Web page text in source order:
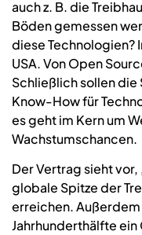
auch z. B. die
Böden gemessen
diese Technologien?
USA. Von Open
Schließlich sollen
Know-How für
es geht im Kern um
Wachstumschancen.
Der Vertrag sieht
globale Spitze der
erreichen. Außerdem
Jahrhunderthälfte